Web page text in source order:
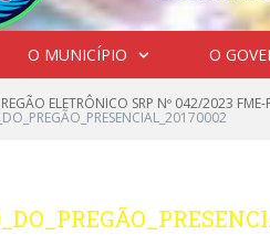
O MUNICÍPIO O
ELETRÔNICO SRP Nº 042/2023